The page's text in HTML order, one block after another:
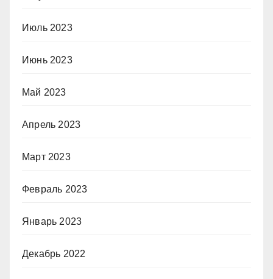
Июль 2023
Июнь 2023
Май 2023
Апрель 2023
Март 2023
Февраль 2023
Январь 2023
Декабрь 2022